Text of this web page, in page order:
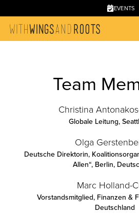
EVENTS
Team
Christina
Globale Leitung,
Olga
Deutsche Direktorin,
Allen“, Berlin,
Marc Holland-
Vorstandsmitglied, Finanzen &
Deutschland